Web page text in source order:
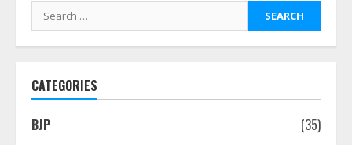
Search
for:
CATEGORIES
BJP
(35)